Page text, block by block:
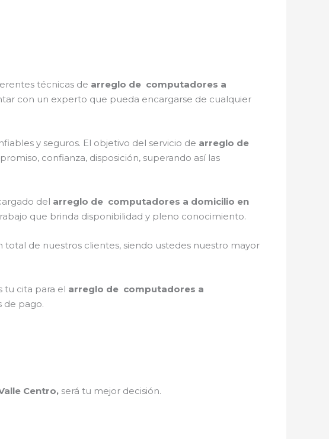
técnicas de arreglo de computadores a
con un experto que pueda encargarse de cualquier
y seguros. El objetivo del servicio de arreglo de
confianza, disposición, superando así las
del arreglo de computadores a domicilio en
que brinda disponibilidad y pleno conocimiento.
de nuestros clientes, siendo ustedes nuestro mayor
tu cita para el arreglo de computadores a
de pago.
Centro, será tu mejor decisión.